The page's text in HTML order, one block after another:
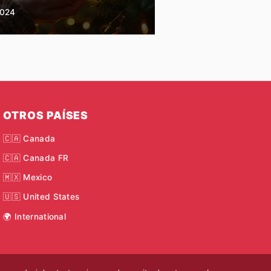
OTROS PAÍSES
🇨🇦 Canada
🇨🇦 Canada FR
🇲🇽 Mexico
🇺🇸 United States
🌍 International